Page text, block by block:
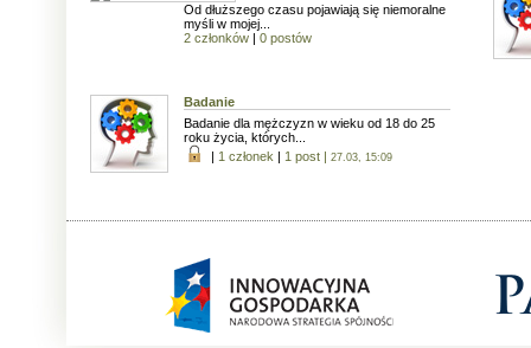
Od dłuższego czasu pojawiają się niemoralne
myśli w mojej...
2 członków | 0 postów
Badanie
Badanie dla mężczyzn w wieku od 18 do 25
roku życia, których...
| 1 członek | 1 post | 27.03, 15:09